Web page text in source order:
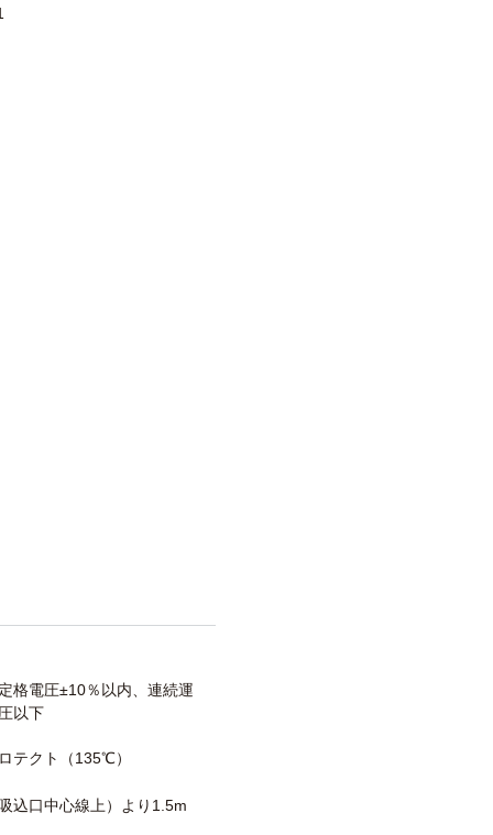
格電圧±10％以内、連続運
以下
テクト（135℃）
込口中心線上）より1.5m